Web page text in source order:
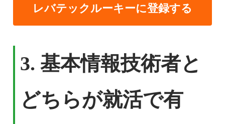
レバテックルーキーに登録する
3.基本情報技術者と
どちらが就活で有